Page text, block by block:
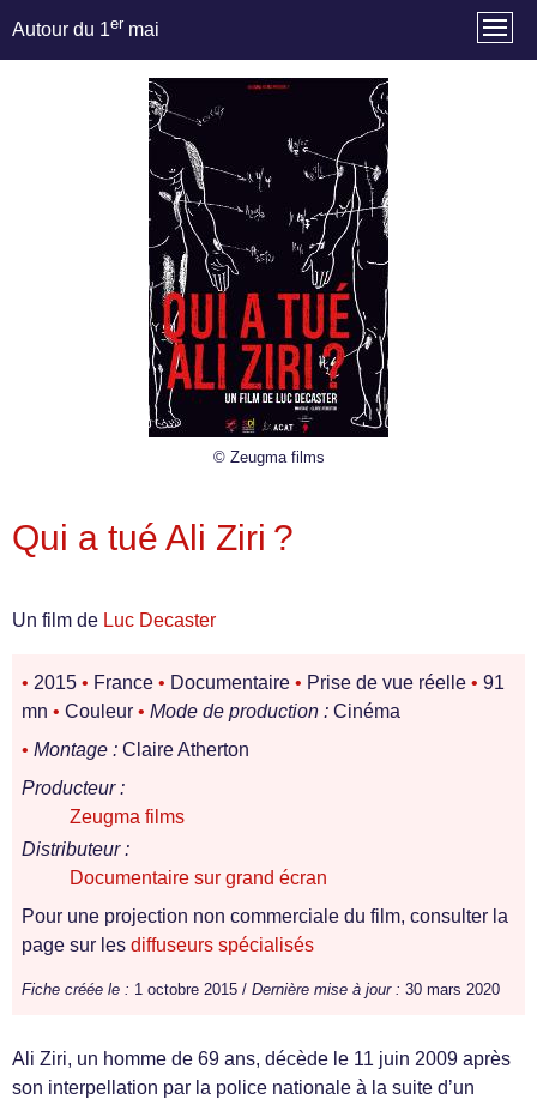
Autour du 1er mai
© Zeugma films
Qui a tué Ali Ziri ?
Un film de Luc Decaster
• 2015 • France • Documentaire • Prise de vue réelle • 91
mn • Couleur • Mode de production : Cinéma
• Montage : Claire Atherton
Producteur :
Zeugma films
Distributeur :
Documentaire sur grand écran
Pour une projection non commerciale du film, consulter la
page sur les diffuseurs spécialisés
Fiche créée le : 1 octobre 2015 / Dernière mise à jour : 30 mars 2020
Ali Ziri, un homme de 69 ans, décède le 11 juin 2009 après
son interpellation par la police nationale à la suite d’un